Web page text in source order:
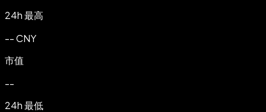
24h 最高
-- CNY
市值
--
24h 最低